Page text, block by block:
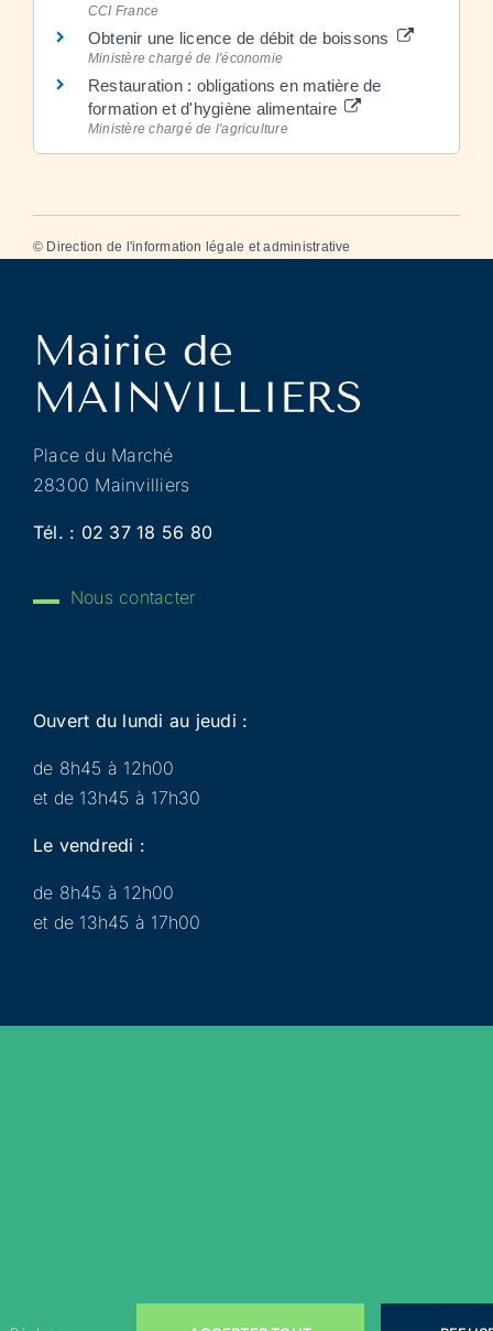
CCI France
Obtenir une licence de débit de boissons
Ministère chargé de l'économie
Restauration : obligations en matière de
formation et d'hygiène alimentaire
Ministère chargé de l'agriculture
© Direction de l'information légale et administrative
Place du Marché
28300 Mainvilliers
Tél. : 02 37 18 56 80
Nous contacter
Ouvert du lundi au jeudi :
de 8h45 à 12h00
et de 13h45 à 17h30
Le vendredi :
de 8h45 à 12h00
et de 13h45 à 17h00